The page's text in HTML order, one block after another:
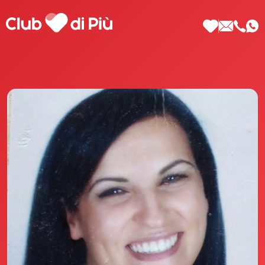
Scopri Club di Più
Le testimonianze Club di Più
La fondatrice Valeria Pilla
Annunci Donne
Agenzia matrimoniale Club di Più
Love Notebook